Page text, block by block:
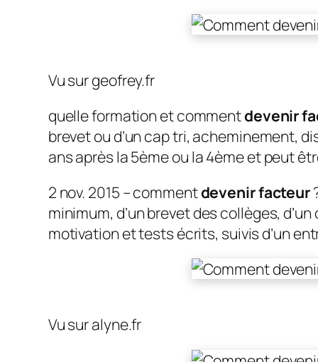
Vu sur geofrey.fr
quelle formation et commentdevenir
brevet ou d’un cap tri, acheminement,
ans après la 5ème ou la 4ème et peut
2 nov. 2015 – commentdevenir facteur
minimum, d’un brevet des collèges,
motivation et tests écrits, suivis d’un
Vu sur alyne.fr